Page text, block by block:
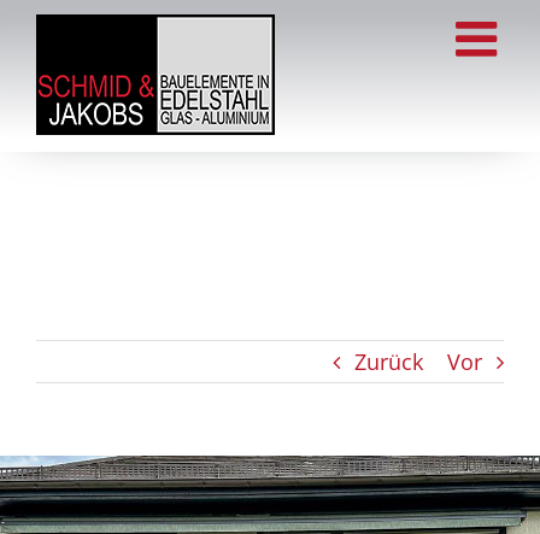
Zum
springen
Zurück Vor